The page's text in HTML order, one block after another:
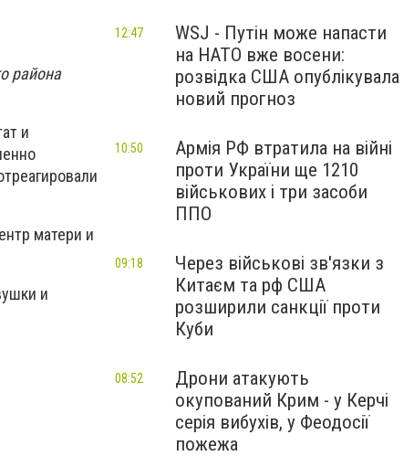
района
и
матери и
и
WSJ - Путін може напасти
на НАТО вже восени:
розвідка США опублікувала
новий прогноз
12:47
Армія РФ втратила на війні
проти України ще 1210
військових і три засоби
ППО
10:50
Через військові зв'язки з
Китаєм та рф США
розширили санкції проти
Куби
09:18
Дрони атакують
окупований Крим - у Керчі
серія вибухів, у Феодосії
пожежа
08:52